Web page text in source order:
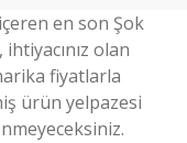
en son Şok
olan
fiyatlarla
ürün yelpazesi